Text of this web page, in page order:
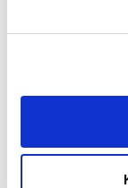
Sådan